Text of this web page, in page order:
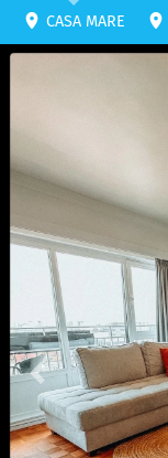
Voriges
CASA MARE